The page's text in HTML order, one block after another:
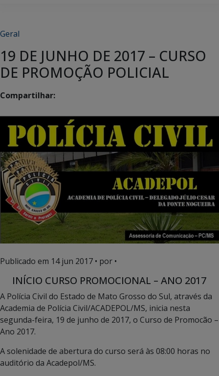
Geral
19 DE JUNHO DE 2017 – CURSO
DE PROMOÇÃO POLICIAL
Compartilhar:
Publicado em 14 jun 2017 • por •
INÍCIO CURSO PROMOCIONAL – ANO 2017
A Polícia Civil do Estado de Mato Grosso do Sul, através da
Academia de Polícia Civil/ACADEPOL/MS, inicia nesta
segunda-feira, 19 de junho de 2017, o Curso de Promocão –
Ano 2017.
A solenidade de abertura do curso será às 08:00 horas no
auditório da Acadepol/MS.